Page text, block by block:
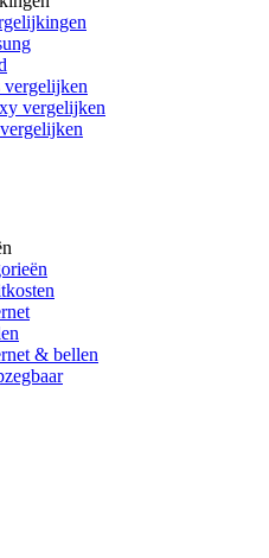
vergelijken
vergelijken
& bellen